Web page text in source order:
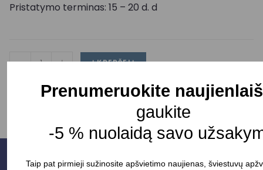
Pristatymo terminas: 15 – 20 d. d
- + Į KREPŠELĮ
Prenumeruokite
gaukite
-5 % nuolaidą savo
Taip pat pirmieji sužinosite apšvietimo naujienas, šviestuvų